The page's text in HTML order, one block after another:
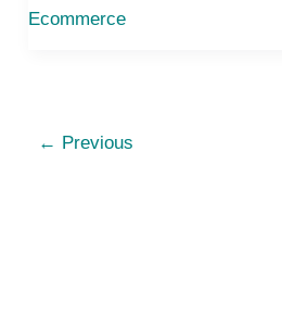
menu
Ecommerce
← Previous